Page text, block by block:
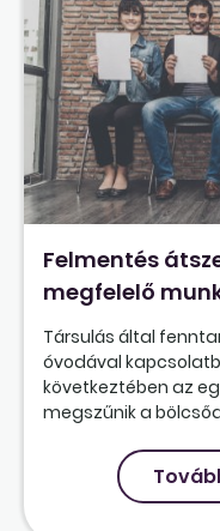
Felmentés
megfelelő
Társulás által
óvodával
következtében az
megszűnik a